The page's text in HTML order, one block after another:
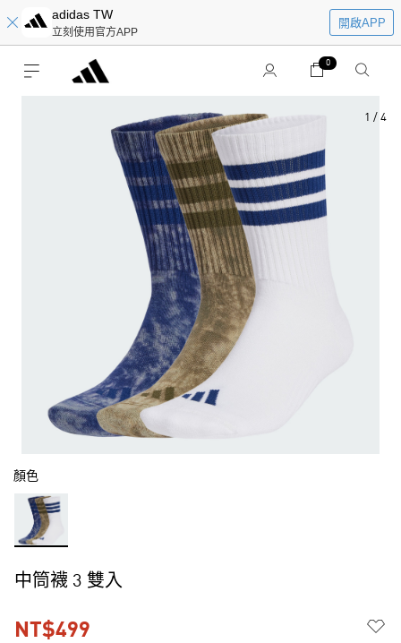
adidas TW
立刻使用官方APP
開啟APP
0
1 / 4
顏色
中筒襪 3 雙入
NT$499